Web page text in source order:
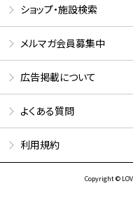
ショップ・施設検索
メルマガ会員募集中
広告掲載について
よくある質問
利用規約
Copyright ©